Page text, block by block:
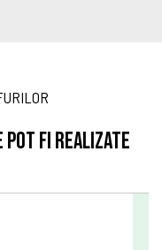
pot fi realizate